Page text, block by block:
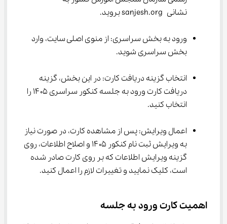
نشانی sanjesh.org بروید.
ورود به بخش سراسری: از منوی اصلی سایت، وارد
بخش سراسری شوید.
انتخاب گزینه دریافت کارت: در این بخش، گزینه
دریافت کارت ورود به جلسه کنکور سراسری ۱۴۰۵ را
انتخاب کنید.
اعمال ویرایش: پس از مشاهده کارت، در صورت نیاز
به ویرایش ثبت نام کنکور ۱۴۰۵ و اصلاح اطلاعات، روی
گزینه ویرایش اطلاعات که بر روی کارت صادر شده
است، کلیک نمایید و تغییرات لازم را اعمال کنید.
اهمیت کارت ورود به جلسه